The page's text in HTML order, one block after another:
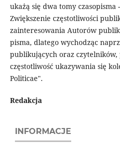
ukażą się dwa tomy czasopisma
Zwiększenie częstotliwości
zainteresowania Autorów
pisma, dlatego wychodząc
publikujących oraz czytelników,
częstotliwość ukazywania się
Politicae".
Redakcja
INFORMACJE